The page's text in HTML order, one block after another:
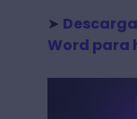
➤
Word para